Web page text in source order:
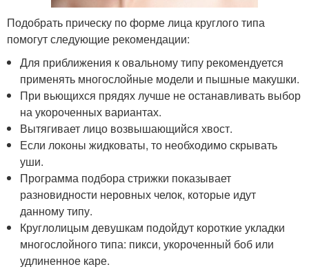
Подобрать прическу по форме лица круглого типа
помогут следующие рекомендации:
Для приближения к овальному типу рекомендуется
применять многослойные модели и пышные макушки.
При вьющихся прядях лучше не останавливать выбор
на укороченных вариантах.
Вытягивает лицо возвышающийся хвост.
Если локоны жидковаты, то необходимо скрывать
уши.
Программа подбора стрижки показывает
разновидности неровных челок, которые идут
данному типу.
Круглолицым девушкам подойдут короткие укладки
многослойного типа: пикси, укороченный боб или
удлиненное каре.